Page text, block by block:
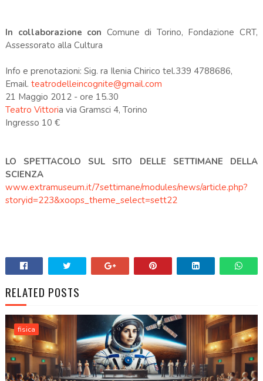
In collaborazione con Comune di Torino, Fondazione CRT,
Assessorato alla Cultura
Info e prenotazioni: Sig. ra Ilenia Chirico tel.339 4788686,
Email. teatrodelleincognite@gmail.com
21 Maggio 2012 - ore 15.30
Teatro Vittoria via Gramsci 4, Torino
Ingresso 10 €
LO SPETTACOLO SUL SITO DELLE SETTIMANE DELLA
SCIENZA
www.extramuseum.it/7settimane/modules/news/article.php?
storyid=223&xoops_theme_select=sett22
RELATED POSTS
fisica